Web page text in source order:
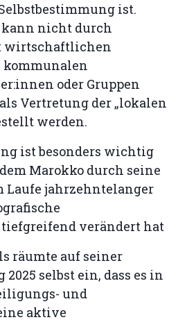
ist.
nicht durch
wirtschaftlichen
kommunalen
oder Gruppen
Vertretung der „lokalen
werden.
ist besonders wichtig
Marokko durch seine
jahrzehntelanger
verändert hat
räumte auf seiner
selbst ein, dass es in
und
aktive